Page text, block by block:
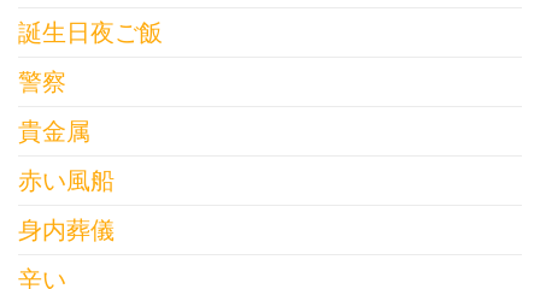
誕生日夜ご飯
警察
貴金属
赤い風船
身内葬儀
辛い